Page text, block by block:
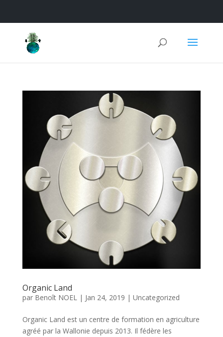
Organic Land
par Benoît NOEL| Jan 24, 2019 | Uncategorized
Organic Land est un centre de formation en agriculture
agréé par la Wallonie depuis 2013. Il fédère les